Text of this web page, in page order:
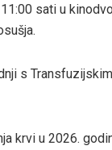
sati u
s
krvi u 2026.